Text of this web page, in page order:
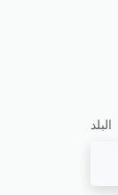
البلد